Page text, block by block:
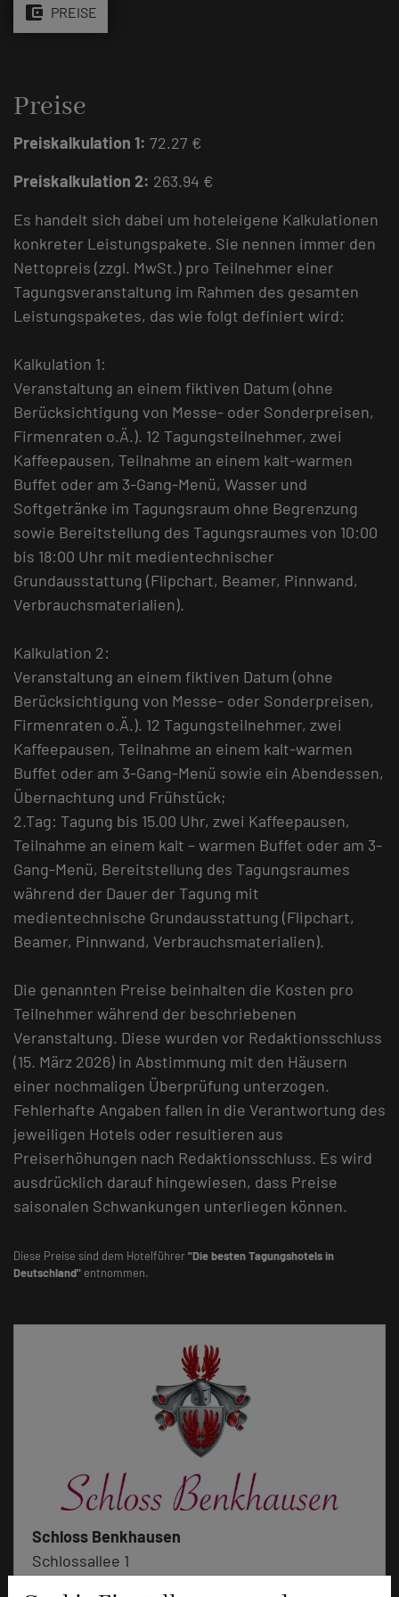
account_balance_wallet PREISE
Preise
Preiskalkulation 1: 72.27 €
Preiskalkulation 2: 263.94 €
Es handelt sich dabei um hoteleigene Kalkulationen
konkreter Leistungspakete. Sie nennen immer den
Nettopreis (zzgl. MwSt.) pro Teilnehmer einer
Tagungsveranstaltung im Rahmen des gesamten
Leistungspaketes, das wie folgt definiert wird:
Kalkulation 1:
Veranstaltung an einem fiktiven Datum (ohne
Berücksichtigung von Messe- oder Sonderpreisen,
Firmenraten o.Ä.). 12 Tagungsteilnehmer, zwei
Kaffeepausen, Teilnahme an einem kalt-warmen
Buffet oder am 3-Gang-Menü, Wasser und
Softgetränke im Tagungsraum ohne Begrenzung
sowie Bereitstellung des Tagungsraumes von 10:00
bis 18:00 Uhr mit medientechnischer
Grundausstattung (Flipchart, Beamer, Pinnwand,
Verbrauchsmaterialien).
Kalkulation 2:
Veranstaltung an einem fiktiven Datum (ohne
Berücksichtigung von Messe- oder Sonderpreisen,
Firmenraten o.Ä.). 12 Tagungsteilnehmer, zwei
Kaffeepausen, Teilnahme an einem kalt-warmen
Buffet oder am 3-Gang-Menü sowie ein Abendessen,
Übernachtung und Frühstück;
2.Tag: Tagung bis 15.00 Uhr, zwei Kaffeepausen,
Teilnahme an einem kalt – warmen Buffet oder am 3-
Gang-Menü, Bereitstellung des Tagungsraumes
während der Dauer der Tagung mit
medientechnische Grundausstattung (Flipchart,
Beamer, Pinnwand, Verbrauchsmaterialien).
Die genannten Preise beinhalten die Kosten pro
Teilnehmer während der beschriebenen
Veranstaltung. Diese wurden vor Redaktionsschluss
(15. März 2026) in Abstimmung mit den Häusern
einer nochmaligen Überprüfung unterzogen.
Fehlerhafte Angaben fallen in die Verantwortung des
jeweiligen Hotels oder resultieren aus
Preiserhöhungen nach Redaktionsschluss. Es wird
ausdrücklich darauf hingewiesen, dass Preise
saisonalen Schwankungen unterliegen können.
Diese Preise sind dem Hotelführer"Die besten Tagungshotels in
Deutschland" entnommen.
Schloss Benkhausen
Schlossallee 1